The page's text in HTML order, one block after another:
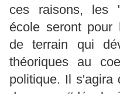
ces raisons, les
école seront pour
de terrain qui
théoriques au
politique. Il s'agira